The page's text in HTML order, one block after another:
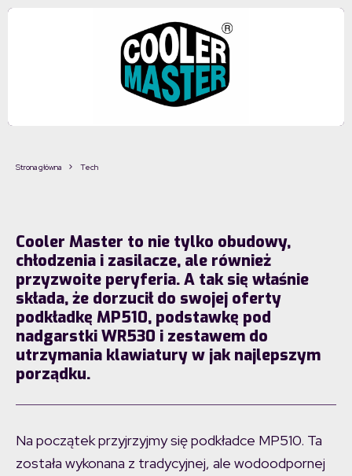
Strona główna Tech
Cooler Master to nie tylko obudowy,
chłodzenia i zasilacze, ale również
przyzwoite peryferia. A tak się właśnie
składa, że dorzucił do swojej oferty
podkładkę MP510, podstawkę pod
nadgarstki WR530 i zestawem do
utrzymania klawiatury w jak najlepszym
porządku.
Na początek przyjrzyjmy się podkładce MP510. Ta
została wykonana z tradycyjnej, ale wodoodpornej